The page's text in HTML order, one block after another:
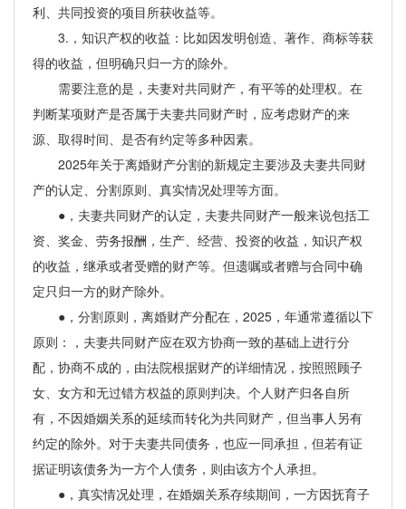
利、共同投资的项目所获收益等。
3.，知识产权的收益：比如因发明创造、著作、商标等获
得的收益，但明确只归一方的除外。
需要注意的是，夫妻对共同财产，有平等的处理权。在
判断某项财产是否属于夫妻共同财产时，应考虑财产的来
源、取得时间、是否有约定等多种因素。
2025年关于离婚财产分割的新规定主要涉及夫妻共同财
产的认定、分割原则、真实情况处理等方面。
●，夫妻共同财产的认定，夫妻共同财产一般来说包括工
资、奖金、劳务报酬，生产、经营、投资的收益，知识产权
的收益，继承或者受赠的财产等。但遗嘱或者赠与合同中确
定只归一方的财产除外。
●，分割原则，离婚财产分配在，2025，年通常遵循以下
原则：，夫妻共同财产应在双方协商一致的基础上进行分
配，协商不成的，由法院根据财产的详细情况，按照照顾子
女、女方和无过错方权益的原则判决。个人财产归各自所
有，不因婚姻关系的延续而转化为共同财产，但当事人另有
约定的除外。对于夫妻共同债务，也应一同承担，但若有证
据证明该债务为一方个人债务，则由该方个人承担。
●，真实情况处理，在婚姻关系存续期间，一方因抚育子